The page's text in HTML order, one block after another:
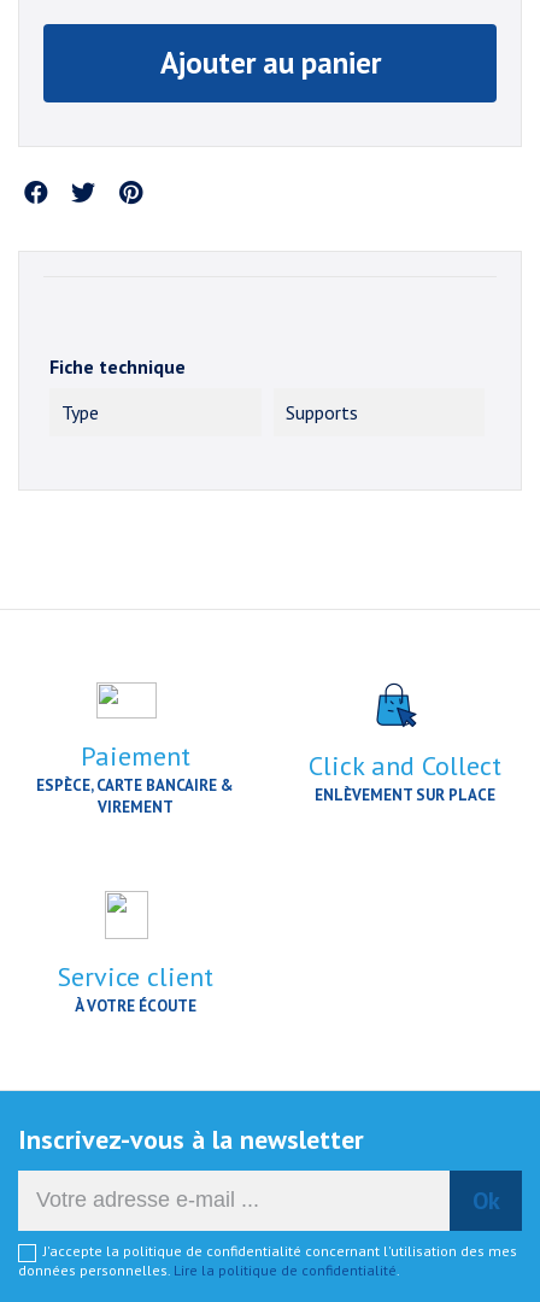
Ajouter au panier
Partager
Fiche technique
Type
Supports
Paiement
ESPÈCE, CARTE BANCAIRE &
VIREMENT
Click and Collect
ENLÈVEMENT SUR PLACE
Service client
À VOTRE ÉCOUTE
Inscrivez-vous à la newsletter
J'accepte la politique de confidentialité concernant l'utilisation des mes
données personnelles. Lire la politique de confidentialité